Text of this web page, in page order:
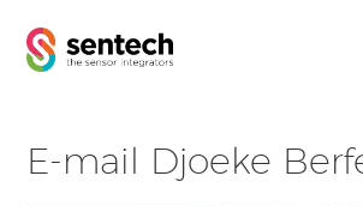
E-mail Djoeke